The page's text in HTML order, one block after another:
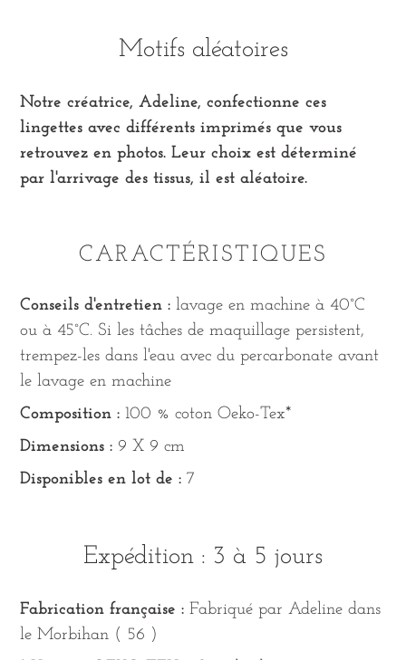
Motifs aléatoires
Notre créatrice, Adeline, confectionne ces
lingettes avec différents imprimés que vous
retrouvez en photos. Leur choix est déterminé
par l'arrivage des tissus, il est aléatoire.
CARACTÉRISTIQUES
Conseils d'entretien : lavage en machine à 40°C
ou à 45°C. Si les tâches de maquillage persistent,
trempez-les dans l'eau avec du percarbonate avant
le lavage en machine
Composition : 100 % coton Oeko-Tex*
Dimensions : 9 X 9 cm
Disponibles en lot de : 7
Expédition : 3 à 5 jours
Fabrication française : Fabriqué par Adeline dans
le Morbihan ( 56 )